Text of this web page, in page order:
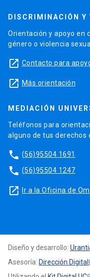
DISCRIMINACIÓN Y
Orientación y apoyo en
género o violencia
launch Contacto para
launch Más orientación
MEDIACIÓN
Teléfonos para
alguno de tus derechos
phone (56)95504 1691
phone (56)95504 1247
launch Ir a la Oficina de
Diseño y desarrollo:
Asesoría: Dirección Digital